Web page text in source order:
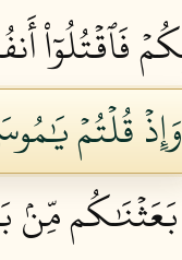
وَإِذۡ قُلۡتُمۡ
مِّنۢ